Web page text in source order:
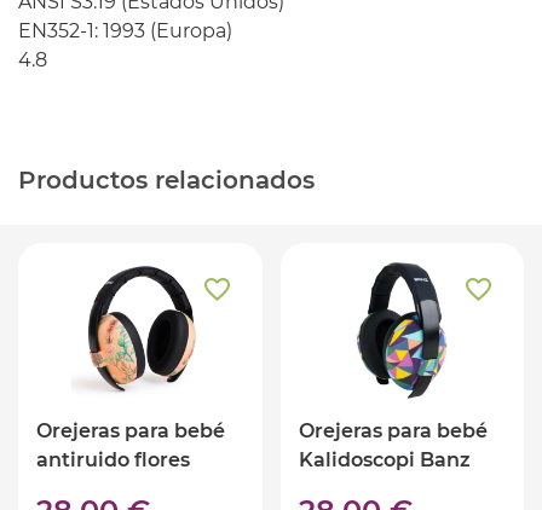
EN352-1: 1993 (Europa)
4.8
Productos relacionados
Orejeras para bebé
antiruido flores
Orejeras para bebé
Kalidoscopi Banz